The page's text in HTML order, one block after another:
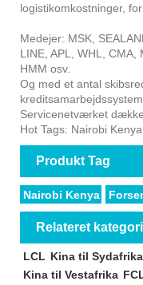
logistikomkostninger,
Medejer: MSK,
LINE, APL, WHL, CMA,
HMM osv.
Og med et antal
kreditsamarbejdssystem.
Servicenetværket
Hot Tags: Nairobi Kenya
Produkt Tag
Nairobi Kenya
Relateret kategori
LCL Kina til Sydafrika
Kina til Vestafrika